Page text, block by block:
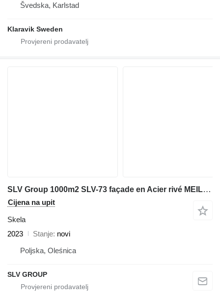
Švedska, Karlstad
Klaravik Sweden
SLV Group 1000m2 SLV-73 façade en Acier rivé MEILLEURE QUALITE
Cijena na upit
Skela
2023
Stanje novi
Poljska, Oleśnica
SLV GROUP